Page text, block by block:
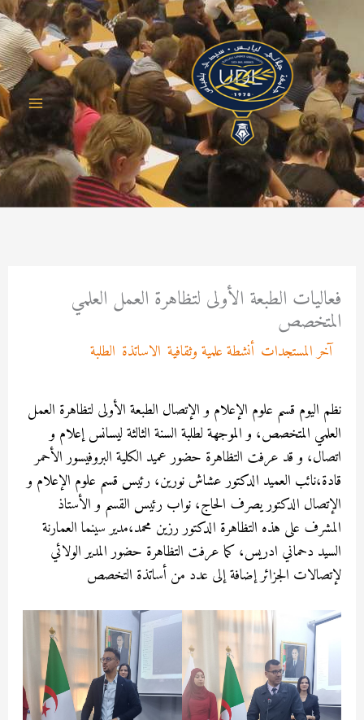
المحتوى
فعاليات الطبعة الأولى لتظاهرة العمل العلمي
المتخصص
/آخر المستجدات أنشطة علمية وثقافية, الاساتذة الطلبة/ بواسطة
نظم اليوم قسم علوم الإعلام و الإتصال الطبعة الأولى لتظاهرة العمل
العلمي المتخصص، و الموجهة لطلبة السنة الثالثة ليسانس إعلام و
اتصال، و قد عرفت التظاهرة حضور عميد الكلية البروفيسور الأحمر
قادة،نائب العميد الدكتور عشاش نورين، رئيس قسم علوم الإعلام و
الإتصال الدكتور يصرف الحاج، نواب رئيس القسم و الأستاذ
المشرف على هذه التظاهرة الدكتور رزين محمد،مدير سينما العمارنة
السيد دحماني ادريس، كما عرفت التظاهرة حضور المدير الولائي
لإتصالات الجزائر إضافة إلى عدد من أساتذة التخصص